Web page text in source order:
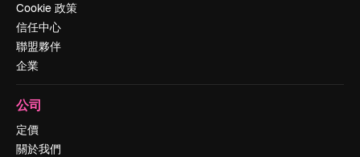
Cookie 政策
信任中心
聯盟夥伴
企業
公司
定價
關於我們